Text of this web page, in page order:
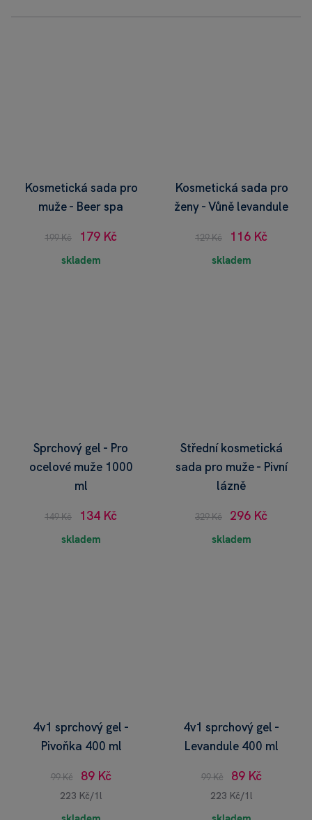
Kosmetická sada pro
muže - Beer spa
199 Kč 179 Kč
skladem
Kosmetická sada pro
ženy - Vůně levandule
129 Kč 116 Kč
skladem
Sprchový gel - Pro
ocelové muže 1000
ml
149 Kč 134 Kč
skladem
Střední kosmetická
sada pro muže - Pivní
lázně
329 Kč 296 Kč
skladem
4v1 sprchový gel -
Pivoňka 400 ml
99 Kč 89 Kč
223 Kč/1l
4v1 sprchový gel -
Levandule 400 ml
99 Kč 89 Kč
223 Kč/1l